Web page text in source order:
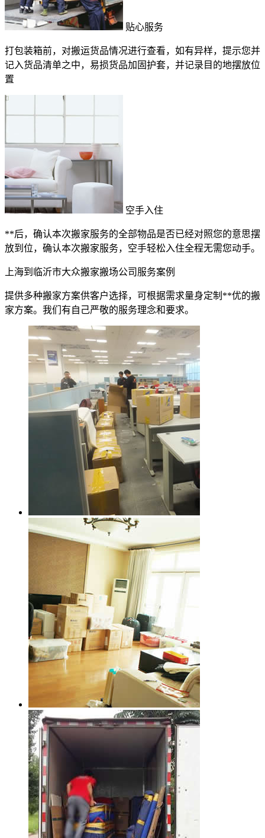
贴心服务
打包装箱前，对搬运货品情况进行查看，如有异样，提示您并
记入货品清单之中，易损货品加固护套，并记录目的地摆放位
置
空手入住
**后，确认本次搬家服务的全部物品是否已经对照您的意思摆
放到位，确认本次搬家服务，空手轻松入住全程无需您动手。
上海到临沂市大众搬家搬场公司服务案例
提供多种搬家方案供客户选择，可根据需求量身定制**优的搬
家方案。我们有自己严敬的服务理念和要求。